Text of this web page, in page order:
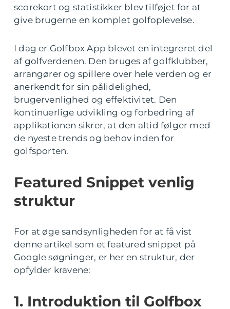
scorekort og statistikker blev tilføjet for at
give brugerne en komplet golfoplevelse.
I dag er Golfbox App blevet en integreret del
af golfverdenen. Den bruges af golfklubber,
arrangører og spillere over hele verden og er
anerkendt for sin pålidelighed,
brugervenlighed og effektivitet. Den
kontinuerlige udvikling og forbedring af
applikationen sikrer, at den altid følger med
de nyeste trends og behov inden for
golfsporten.
Featured Snippet venlig
struktur
For at øge sandsynligheden for at få vist
denne artikel som et featured snippet på
Google søgninger, er her en struktur, der
opfylder kravene:
1. Introduktion til Golfbox